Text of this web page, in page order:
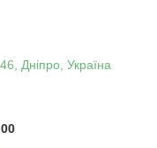
Дніпро, Україна